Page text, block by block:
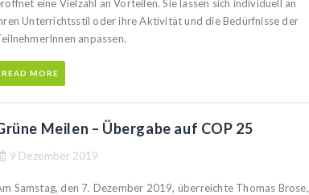
eine Vielzahl an Vorteilen. Sie lassen sich individuell an
Unterrichtsstil oder ihre Aktivität und die Bedürfnisse der
anpassen.
READ MORE
Meilen – Übergabe auf COP 25
9 Dezember 2019
Samstag, den 7. Dezember 2019, überreichte Thomas Brose,